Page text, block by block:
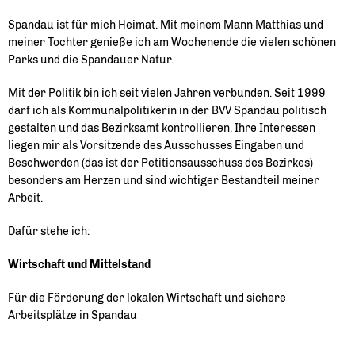
Spandau ist für mich Heimat. Mit meinem Mann Matthias und
meiner Tochter genieße ich am Wochenende die vielen schönen
Parks und die Spandauer Natur.
Mit der Politik bin ich seit vielen Jahren verbunden. Seit 1999
darf ich als Kommunalpolitikerin in der BVV Spandau politisch
gestalten und das Bezirksamt kontrollieren. Ihre Interessen
liegen mir als Vorsitzende des Ausschusses Eingaben und
Beschwerden (das ist der Petitionsausschuss des Bezirkes)
besonders am Herzen und sind wichtiger Bestandteil meiner
Arbeit.
Dafür stehe ich:
Wirtschaft und Mittelstand
Für die Förderung der lokalen Wirtschaft und sichere
Arbeitsplätze in Spandau